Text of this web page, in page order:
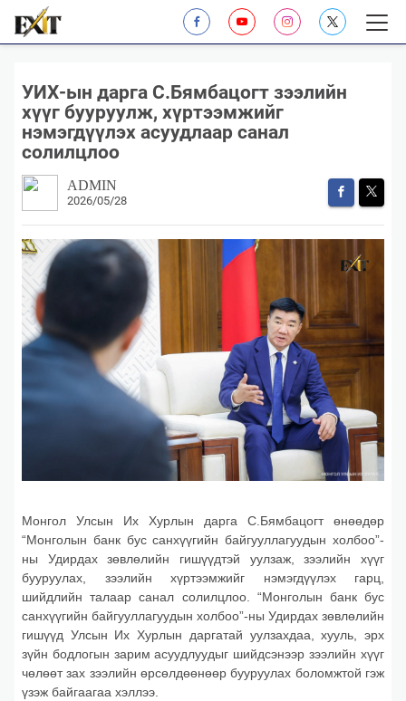
УИХ-ын дарга С.Бямбацогт зээлийн
хүүг бууруулж, хүртээмжийг
нэмэгдүүлэх асуудлаар санал
солилцлоо
ADMIN
2026/05/28
Монгол Улсын Их Хурлын дарга С.Бямбацогт өнөөдөр
“Монголын банк бус санхүүгийн байгууллагуудын холбоо”-
ны Удирдах зөвлөлийн гишүүдтэй уулзаж, зээлийн хүүг
бууруулах, зээлийн хүртээмжийг нэмэгдүүлэх гарц,
шийдлийн талаар санал солилцлоо. “Монголын банк бус
санхүүгийн байгууллагуудын холбоо”-ны Удирдах зөвлөлийн
гишүүд Улсын Их Хурлын даргатай уулзахдаа, хууль, эрх
зүйн бодлогын зарим асуудлуудыг шийдсэнээр зээлийн хүүг
чөлөөт зах зээлийн өрсөлдөөнөөр бууруулах боломжтой гэж
үзэж байгаагаа хэллээ.